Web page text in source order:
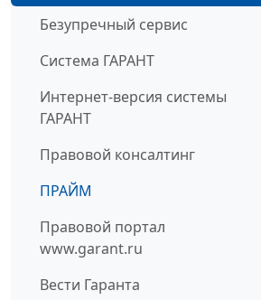
Безупречный сервис
Система ГАРАНТ
Интернет-версия системы
ГАРАНТ
Правовой консалтинг
ПРАЙМ
Правовой портал
www.garant.ru
Вести Гаранта